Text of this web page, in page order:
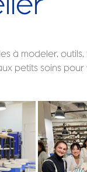
à modeler,
petits soins